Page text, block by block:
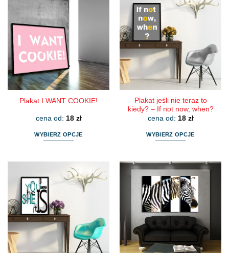
Plakat I WANT COOKIE!
cena od: 18 zł
WYBIERZ OPCJE
wiele
wariantów.
Opcje
można
wybrać
na
stronie
Plakat jeśli nie teraz to
kiedy? – If not now, when?
cena od: 18 zł
WYBIERZ OPCJE
ma
wiele
wariantów.
Opcje
można
na
stronie